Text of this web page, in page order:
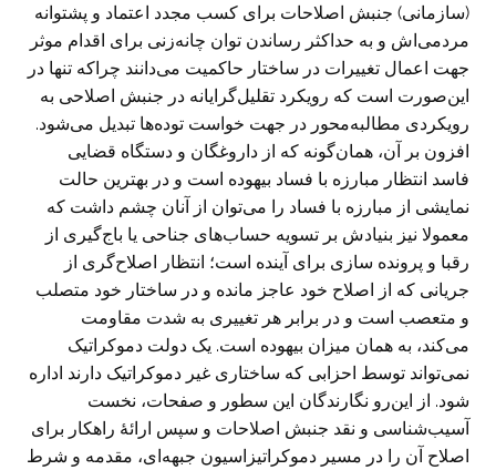
(سازمانی) جنبش اصلاحات برای کسب مجدد اعتماد و پشتوانه
مردمی‌اش و به حداکثر رساندن توان چانه‌زنی برای اقدام موثر
جهت اعمال تغییرات در ساختار حاکمیت می‌دانند چراکه تنها در
این‌صورت است که رویکرد تقلیل‌گرایانه در جنبش اصلاحی به
رویکردی مطالبه‌محور در جهت خواست توده‌ها تبدیل می‌شود.
افزون بر آن، همان‌گونه که از داروغگان و دستگاه قضایی
فاسد انتظار مبارزه با فساد بیهوده است و در بهترین حالت
نمایشی از مبارزه با فساد را می‌توان از آنان چشم داشت که
معمولا نیز بنیادش بر تسویه حساب‌های جناحی یا باج‌گیری از
رقبا و پرونده سازی برای آینده است؛ انتظار اصلاح‌گری از
جریانی که از اصلاح خود عاجز مانده و در ساختار خود متصلب
و متعصب است و در برابر هر تغییری به شدت مقاومت
می‌کند، به همان میزان بیهوده است. یک دولت دموکراتیک
نمی‌تواند توسط احزابی که ساختاری غیر دموکراتیک دارند اداره
شود. از این‌رو نگارندگان این سطور و صفحات، نخست
آسیب‌شناسی و نقد جنبش اصلاحات و سپس ارائۀ راهکار برای
اصلاح آن را در مسیر دموکراتیزاسیون جبهه‌ای، مقدمه و شرط